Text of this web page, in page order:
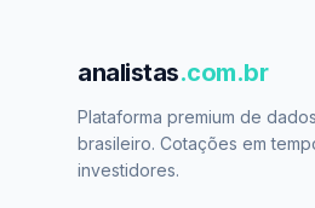
analistas.com.br
Plataforma premium de
brasileiro. Cotações em
investidores.